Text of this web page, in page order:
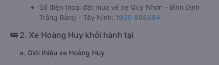
Số điện thoại đặt mua vé xe Quy Nhơn - Bình Định
Trảng Bàng - Tây Ninh: 1900 888684
🚌 2. Xe Hoàng Huy khởi hành tại
a. Giới thiệu xe Hoàng Huy